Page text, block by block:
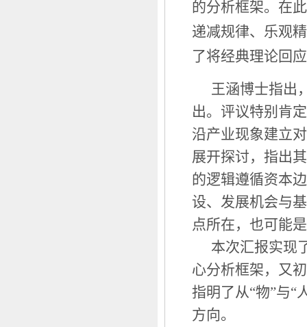
的分析框架。在
递减规律、乐观
了将经典理论回
王涵博士指出
出。评议特别肯
沿产业现象建立
展开探讨，指出
的逻辑遵循资本
设、发展机会与
点所在，也可能
本次汇报实现
心分析框架，又
指明了从“物”与“
方向。